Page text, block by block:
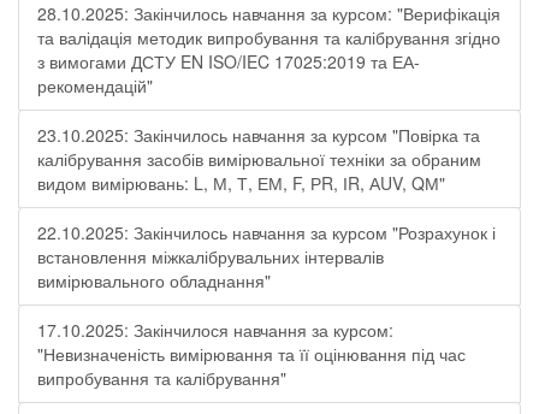
28.10.2025: Закінчилось навчання за курсом: "Верифікація
та валідація методик випробування та калібрування згідно
з вимогами ДСТУ EN ISO/IEC 17025:2019 та ЕА-
рекомендацій"
23.10.2025: Закінчилось навчання за курсом "Повірка та
калібрування засобів вимірювальної техніки за обраним
видом вимірювань: L, М, Т, ЕМ, F, РR, ІR, АUV, QМ"
22.10.2025: Закінчилось навчання за курсом "Розрахунок і
встановлення міжкалібрувальних інтервалів
вимірювального обладнання"
17.10.2025: Закінчилося навчання за курсом:
"Невизначеність вимірювання та її оцінювання під час
випробування та калібрування"